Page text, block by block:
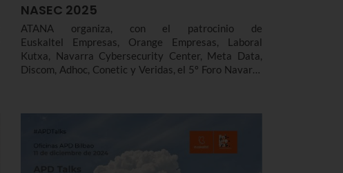
NASEC 2025
ATANA organiza, con el patrocinio de
Euskaltel Empresas, Orange Empresas, Laboral
Kutxa, Navarra Cybersecurity Center, Meta Data,
Discom, Adhoc, Conetic y Veridas, el 5º Foro Navarra